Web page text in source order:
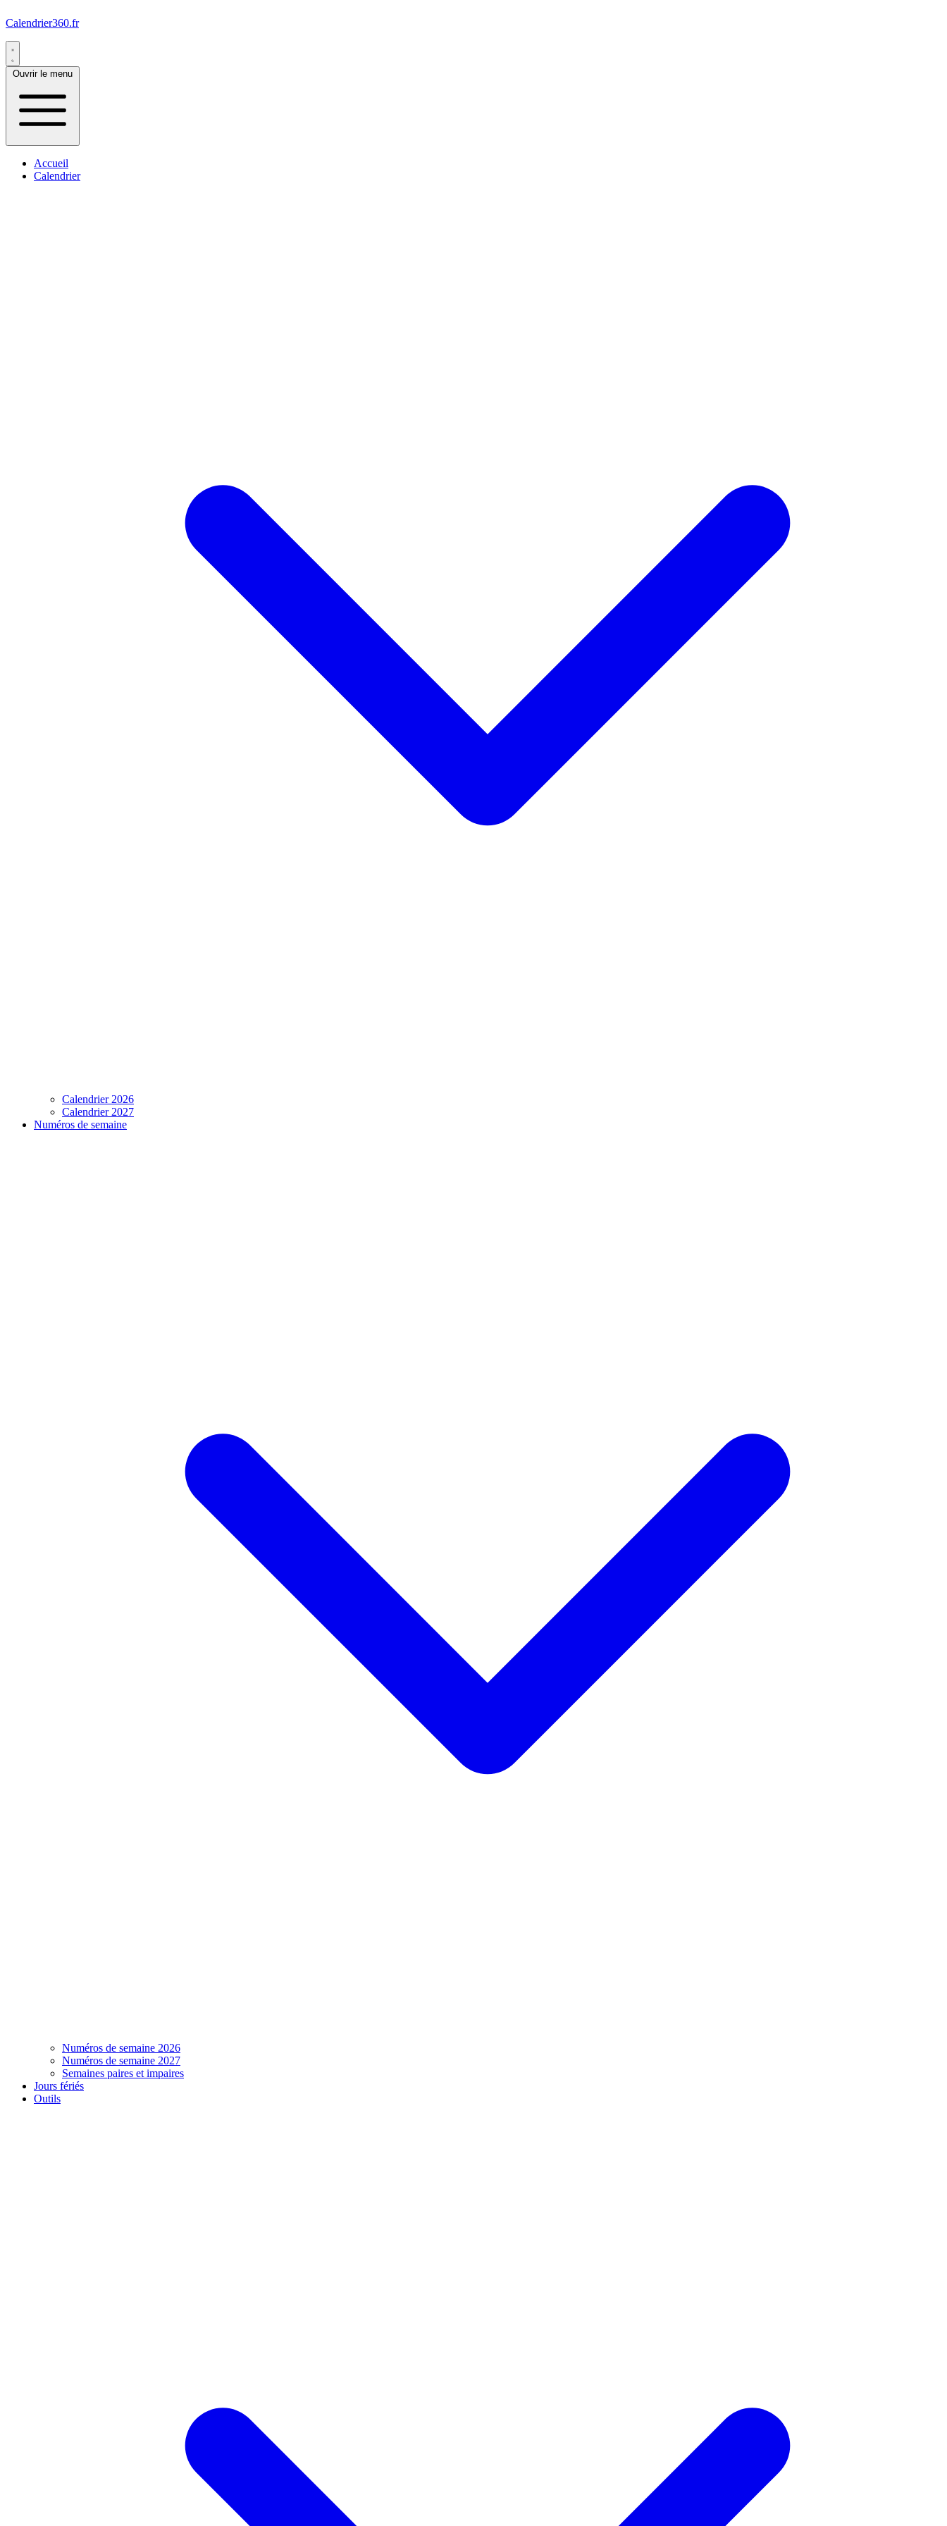
Calendrier360.fr
Ouvrir le menu
Accueil
Calendrier
Calendrier 2026
Calendrier 2027
Numéros de semaine
Numéros de semaine 2026
Numéros de semaine 2027
Semaines paires et impaires
Jours fériés
Outils